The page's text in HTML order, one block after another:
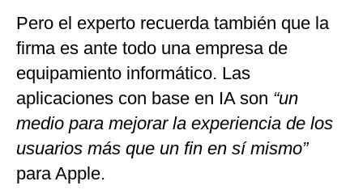
Pero el experto recuerda también que la
firma es ante todo una empresa de
equipamiento informático. Las
aplicaciones con base en IA son “un
medio para mejorar la experiencia de los
usuarios más que un fin en sí mismo”
para Apple.